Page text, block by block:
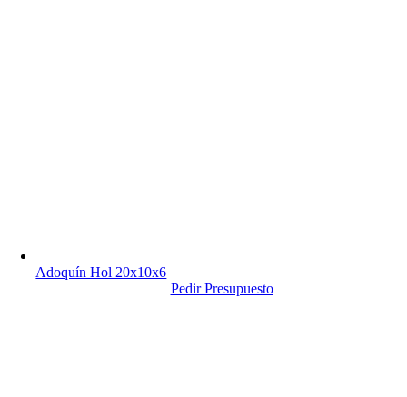
Adoquín Hol 20x10x6
Pedir Presupuesto